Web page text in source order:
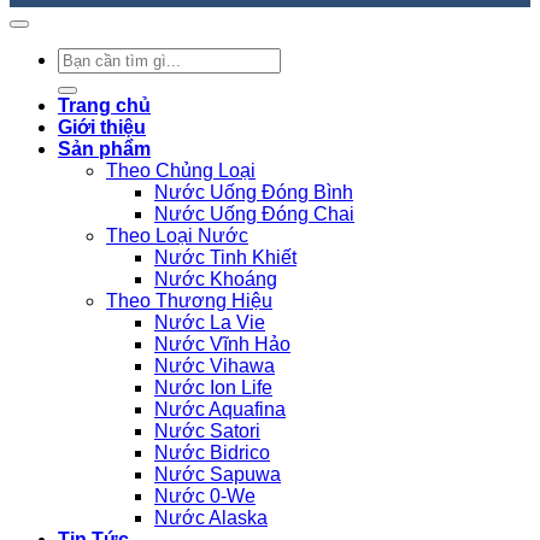
Tìm
kiếm:
Trang chủ
Giới thiệu
Sản phẩm
Theo Chủng Loại
Nước Uống Đóng Bình
Nước Uống Đóng Chai
Theo Loại Nước
Nước Tinh Khiết
Nước Khoáng
Theo Thương Hiệu
Nước La Vie
Nước Vĩnh Hảo
Nước Vihawa
Nước Ion Life
Nước Aquafina
Nước Satori
Nước Bidrico
Nước Sapuwa
Nước 0-We
Nước Alaska